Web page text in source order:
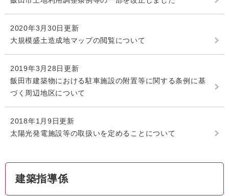
2020年3月30日更新
大規模盛土造成地マップの閲覧について
2019年3月28日更新
飯田市建築物における駐車施設の附置等に関する条例に基
づく周辺地区について
2018年1月9日更新
太陽光発電施設等の取扱いを定めることについて
建築指導係